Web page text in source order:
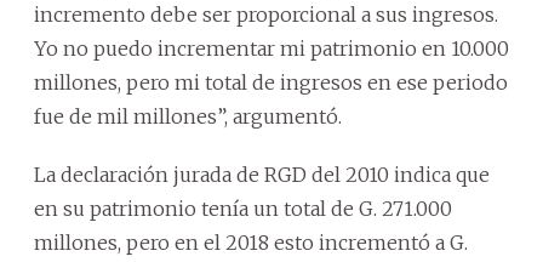
incremento debe ser proporcional a sus ingresos.
Yo no puedo incrementar mi patrimonio en 10.000
millones, pero mi total de ingresos en ese periodo
fue de mil millones”, argumentó.
La declaración jurada de RGD del 2010 indica que
en su patrimonio tenía un total de G. 271.000
millones, pero en el 2018 esto incrementó a G.